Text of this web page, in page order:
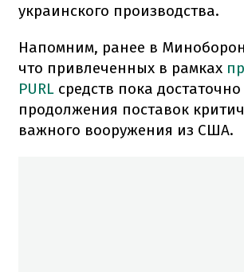
украинского производства.
Напомним, ранее в
что привлеченных в рамках
PURL средств пока достаточно
продолжения поставок
важного вооружения из США.